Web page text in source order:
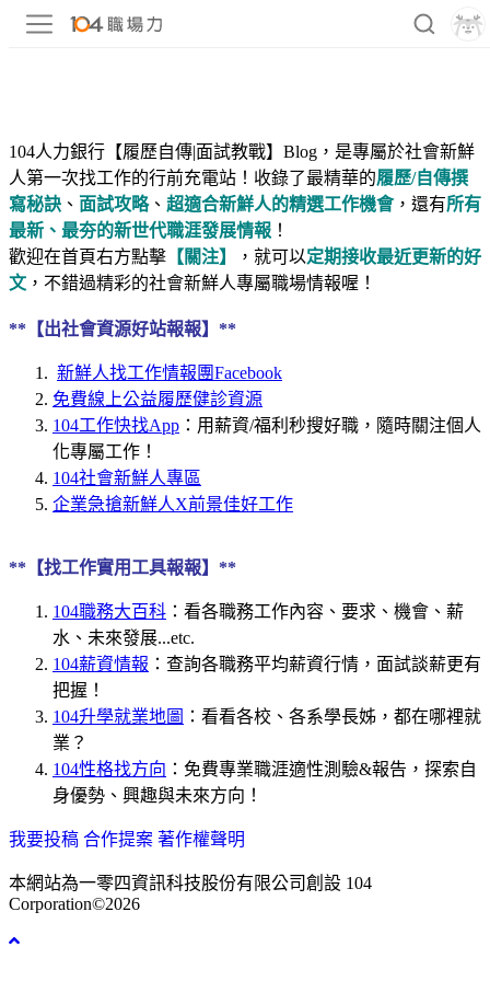
104人力銀行【履歷自傳|面試教戰】Blog，是專屬於社會新鮮
人第一次找工作的行前充電站！收錄了最精華的履歷/自傳撰
寫秘訣 、 面試攻略、 超適合新鮮人的精選工作機會，還有所有
最新、最夯的新世代職涯發展情報 ！
歡迎在首頁右方點擊 【關注】 ，就可以定期接收最近更新的好
文 ，不錯過精彩的社會新鮮人專屬職場情報喔！
**【出社會資源好站報報】**
新鮮人找工作情報團Facebook
免費線上公益履歷健診資源
104工作快找App ：用薪資/福利秒搜好職，隨時關注個人
化專屬工作！
104社會新鮮人專區
企業急搶新鮮人X前景佳好工作
**【找工作實用工具報報】**
104職務大百科 ：看各職務工作內容、要求、機會、薪
水、未來發展...etc.
104薪資情報 ：查詢各職務平均薪資行情，面試談薪更有
把握！
104升學就業地圖 ：看看各校、各系學長姊，都在哪裡就
業？
104性格找方向 ：免費專業職涯適性測驗&報告，探索自
身優勢、興趣與未來方向！
我要投稿 合作提案 著作權聲明
本網站為一零四資訊科技股份有限公司創設 104
Corporation©2026